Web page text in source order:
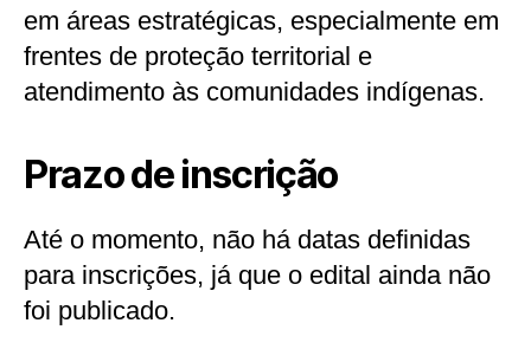
em áreas estratégicas, especialmente em
frentes de proteção territorial e
atendimento às comunidades indígenas.
Prazo de inscrição
Até o momento, não há datas definidas
para inscrições, já que o edital ainda não
foi publicado.